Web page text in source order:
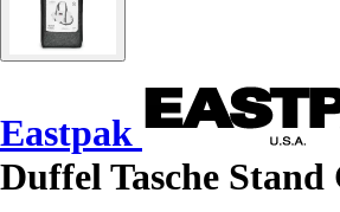
Eastpak
Duffel Tasche Stand